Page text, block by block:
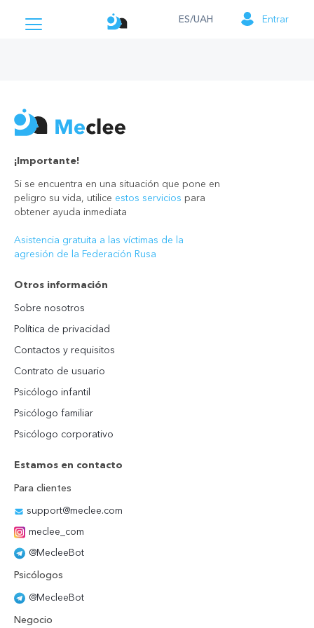
ES/UAH Entrar
¡Importante!
Si se encuentra en una situación que pone en
peligro su vida, utilice estos servicios para
obtener ayuda inmediata
Asistencia gratuita a las víctimas de la
agresión de la Federación Rusa
Otros información
Sobre nosotros
Política de privacidad
Contactos y requisitos
Contrato de usuario
Psicólogo infantil
Psicólogo familiar
Psicólogo corporativo
Estamos en contacto
Para clientes
support@meclee.com
meclee_com
@MecleeBot
Psicólogos
@MecleeBot
Negocio